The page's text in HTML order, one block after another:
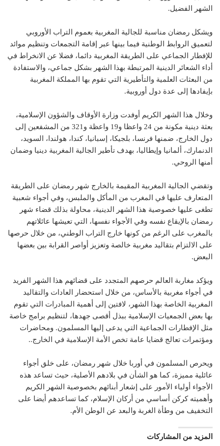
الشهر الفضيل.
ويشكل رمضان مناسبة للجالية المغربية بعموم التراب الأوروبي
لتعميق الروابط الوطنية فيما بينها عبر إقامة التجمعات وتنظيم موائد
للإفطار الجماعي على الطريقة المغربية دائما، فضلا عن الانخراط في
أداء الشعائر الدينية المرتبطة بهذا الشهر بشكل جماعي، والاستفادة
من البعثات العلمية والتأطيرية التي تقوم بها المملكة المغربية
بإيفادها إلى عدة دول أوروبية.
وخلال هذا الشهر الكريم أوفدت وزارة الأوقاف والشؤون الإسلامية،
بعثة دينية مكونة من 24 واعظا و19 واعظة و321 من المشفعين إلى
دول الخارج، ضمنها فرنسا، بلجيكا، إسبانيا، كندا، هولندا، السويد،
الدنمارك، ألمانيا وإيطاليا، بهدف تأطير الجالية المغربية دينيا وضمان
أمنها الروحي.
وتقضي الجالية المغربية المقيمة بالخارج شهر رمضان على الطريقة
المتعارف عليها في المغرب من المأكل والملبس، وفي أجواء شعبية
تطغى عليها خصوصية هذا الشهر الدينية، محاولة بذلك قضاء شهر
رمضان بالإيقاع نفسه وفي الأجواء نفسها، التي تعيشها عائلاتهم
بالمغرب على الرغم من كونها خارج التراب الوطني، من خلال حرصها
على الالتزام بتقاليد مغربية خالصة وتعزيز أواصر القرابة بين بعضها
البعض.
ويؤكد مغاربة العالم حرصهم المتجدد على قضائهم هذا الشهر الفريد
في أجواء مغربية بالأساس، من خلال استحضار العادات والتقاليد
المغربية الخاصة بهذا الشهر، لافتين إلى أهمية المبادرات التي تقوم
بها بعض الجمعيات الإسلامية ببذل أقصى جهدها، لتنظيم برامج خاصة
مثل الإفطارات الجماعية التي يدعى إليها المسلمون. ومحاضرات
ومؤتمرات تعالج قضايا عامة تخص الأمة الإسلامية في الخارج..
ويحرص المسلمون في أوربا خلال شهر رمضان، على خلق أجواء
عائلية مميزة، كما هو الشأن في بلادهم الأصلية، حيث تساعد هذه
الأجواء أولياء الأمور على إشعار أبنائهم بخصوصية الشهر الكريم
وأهميته كركن أساسي من أركان الإسلام، كما تساعدهم أيضا على
التخفيف من وطأة الغربة والبعد عن الوطن الأم.
المزيد من المشاركات